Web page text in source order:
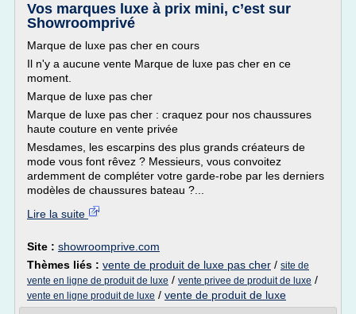
Vos marques luxe à prix mini, c’est sur
Showroomprivé
Marque de luxe pas cher en cours
Il n'y a aucune vente Marque de luxe pas cher en ce
moment.
Marque de luxe pas cher
Marque de luxe pas cher : craquez pour nos chaussures
haute couture en vente privée
Mesdames, les escarpins des plus grands créateurs de
mode vous font rêvez ? Messieurs, vous convoitez
ardemment de compléter votre garde-robe par les derniers
modèles de chaussures bateau ?...
Lire la suite
Site : showroomprive.com
Thèmes liés : vente de produit de luxe pas cher / site de
vente en ligne de produit de luxe / vente privee de produit de luxe /
vente en ligne produit de luxe / vente de produit de luxe